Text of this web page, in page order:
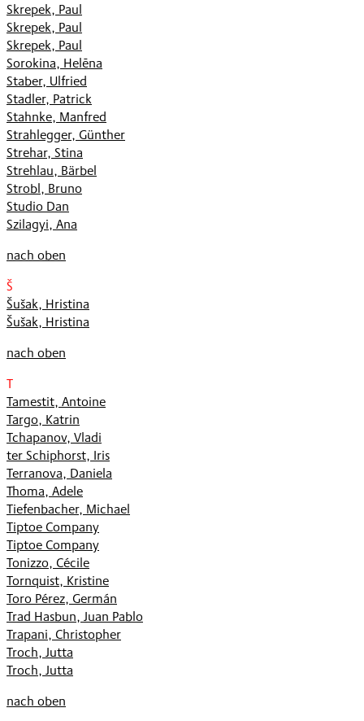
Skrepek, Paul
Skrepek, Paul
Skrepek, Paul
Sorokina, Helēna
Staber, Ulfried
Stadler, Patrick
Stahnke, Manfred
Strahlegger, Günther
Strehar, Stina
Strehlau, Bärbel
Strobl, Bruno
Studio Dan
Szilagyi, Ana
nach oben
Š
Šušak, Hristina
Šušak, Hristina
nach oben
T
Tamestit, Antoine
Targo, Katrin
Tchapanov, Vladi
ter Schiphorst, Iris
Terranova, Daniela
Thoma, Adele
Tiefenbacher, Michael
Tiptoe Company
Tiptoe Company
Tonizzo, Cécile
Tornquist, Kristine
Toro Pérez, Germán
Trad Hasbun, Juan Pablo
Trapani, Christopher
Troch, Jutta
Troch, Jutta
nach oben